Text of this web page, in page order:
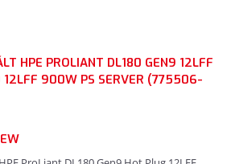
HPE PROLIANT DL180 GEN9 12LFF
12LFF 900W PS SERVER (775506-